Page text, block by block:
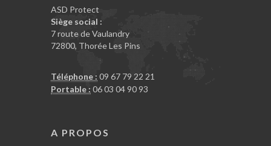
ASD Protect
Siège social :
7 route de Vaulandry
72800, Thorée Les Pins
Téléphone : 09 67 79 22 21
Portable : 06 03 04 90 93
A PROPOS